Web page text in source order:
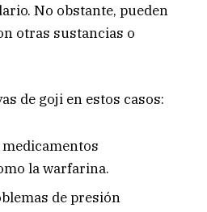
No obstante, pueden
otras sustancias o
de goji en estos casos:
la warfarina.
de presión